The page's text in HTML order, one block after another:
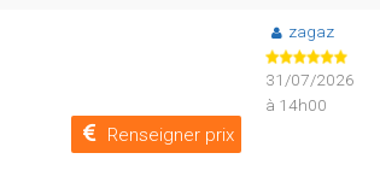
Renseigner prix
zagaz
31/07/2026
à 14h00